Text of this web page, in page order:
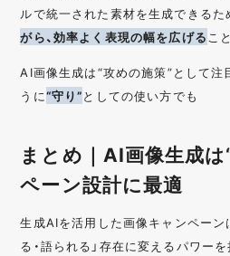
ルで統一された素材を生成できるた
がら、効率よく表現の幅を広げるこ
AI画像生成は“攻めの施策”として注
うに“守り”としての使い方でも
まとめ｜AI画像生成
ペーン設計に最適
生成AIを活用した画像キャンペーン
る・語られる」存在に変えるパワー